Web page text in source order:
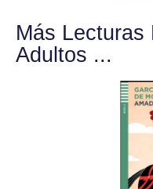
Más Lecturas
Adultos ...